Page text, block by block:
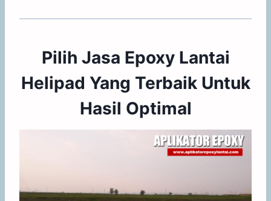
Pilih Jasa Epoxy Lantai
Helipad Yang Terbaik Untuk
Hasil Optimal